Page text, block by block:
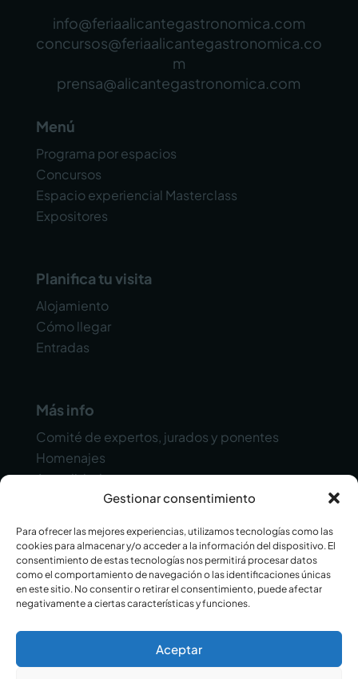
Gestionar consentimiento
Para ofrecer las mejores experiencias, utilizamos tecnologías como las
cookies para almacenar y/o acceder a la información del dispositivo. El
consentimiento de estas tecnologías nos permitirá procesar datos
como el comportamiento de navegación o las identificaciones únicas
en este sitio. No consentir o retirar el consentimiento, puede afectar
negativamente a ciertas características y funciones.
Aceptar
info@feriaalicantegastronomica.com
concursos@feriaalicantegastronomica.co
m
prensa@alicantegastronomica.com
Menú
Programa por espacios
Concursos
Espacio experiencial Masterclass
Expositores
Planifica tu visita
Alojamiento
Cómo llegar
Entradas
Más info
Comité de expertos, jurados y ponentes
Homenajes
Actualidad
© 2025 Alicante Gastronómica. Todos los
derechos reservados.